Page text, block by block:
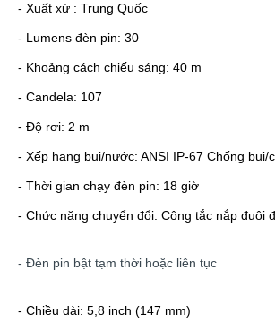
- Xuất xứ : Trung Quốc
- Lumens đèn pin: 30
- Khoảng cách chiếu sáng: 40 m
- Candela: 107
- Độ rơi: 2 m
- Xếp hạng bụi/nước: ANSI IP-67 Chống bụi/
- Thời gian chạy đèn pin: 18 giờ
- Chức năng chuyển đổi: Công tắc nắp đuôi
- Đèn pin bật tạm thời hoặc liên tục
- Chiều dài: 5,8 inch (147 mm)